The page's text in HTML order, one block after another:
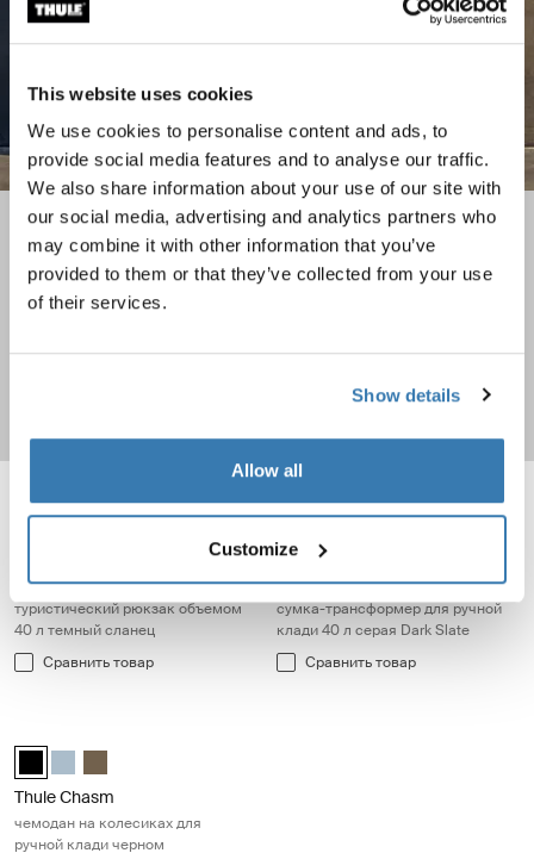
This website uses cookies
We use cookies to personalise content and ads, to
provide social media features and to analyse our traffic.
We also share information about your use of our site with
our social media, advertising and analytics partners who
may combine it with other information that you’ve
provided to them or that they’ve collected from your use
of their services.
Show details
Allow all
Customize
Коллекции чемоданов и сумок
Выберите для себя оптимальный вариант из наших
разнообразных коллекций чемоданов и сумок
Thule Aion туристический рюкзак объемом 40 л темный сланец
Thule Aion
туристический рюкзак объемом
40 л темный сланец
Сравнить товар
Thule Subterra 2 сумка-
Thule Subterra 2
сумка-трансформер для ручной
клади 40 л серая Dark Slate
Сравнить товар
Thule Chasm wheeled carry-on duffel Чёрный (selected)
Thule Chasm wheeled carry-on duffel Прудово-серый
Thule Chasm wheeled carry-on duffel Темный хаки
Thule Chasm
чемодан на колесиках для
ручной клади черном